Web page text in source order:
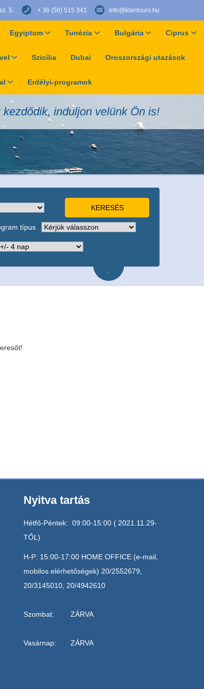
5. + 36 (56) 515 341 info@klantours.hu
Egyiptom Tunézia Bulgária Ciprus
Szicília Dubai Oroszországi utazások
Erdélyi-programok
induljon velünk Ön is!
típus
-
Nyitva tartás
Hétfő-Péntek: 09:00-15:00 ( 2021.11.29-
TŐL)
H-P: 15:00-17:00 HOME OFFICE (e-mail,
mobilos elérhetőségek) 20/2552679,
20/3145010, 20/4942610
Szombat: ZÁRVA
Vasárnap: ZÁRVA